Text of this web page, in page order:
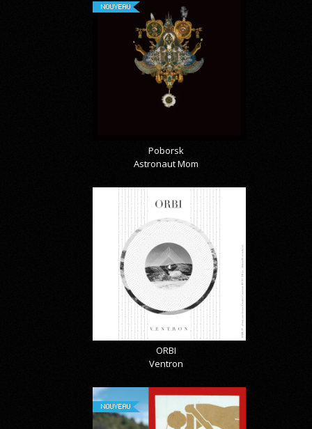
NOUVEAU
Poborsk
Astronaut Mom
ORBI
Ventron
NOUVEAU